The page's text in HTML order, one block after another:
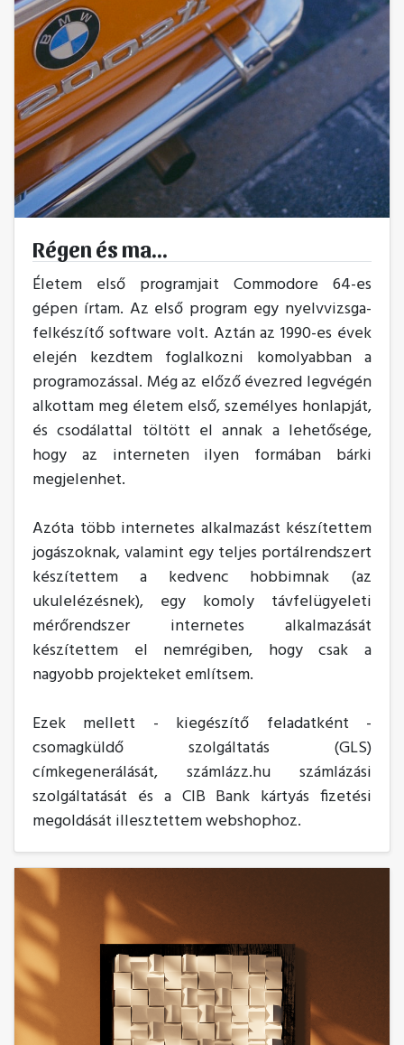
Régen és ma...
Életem első programjait Commodore 64-es
gépen írtam. Az első program egy nyelvvizsga-
felkészítő software volt. Aztán az 1990-es évek
elején kezdtem foglalkozni komolyabban a
programozással. Még az előző évezred legvégén
alkottam meg életem első, személyes honlapját,
és csodálattal töltött el annak a lehetősége,
hogy az interneten ilyen formában bárki
megjelenhet.
Azóta több internetes alkalmazást készítettem
jogászoknak, valamint egy teljes portálrendszert
készítettem a kedvenc hobbimnak (az
ukulelézésnek), egy komoly távfelügyeleti
mérőrendszer internetes alkalmazását
készítettem el nemrégiben, hogy csak a
nagyobb projekteket említsem.
Ezek mellett - kiegészítő feladatként -
csomagküldő szolgáltatás (GLS)
címkegenerálását, számlázz.hu számlázási
szolgáltatását és a CIB Bank kártyás fizetési
megoldását illesztettem webshophoz.